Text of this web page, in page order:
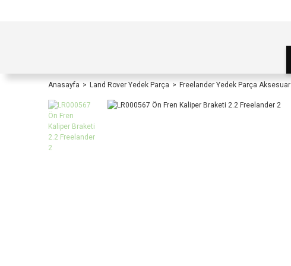
Anasayfa Land Rover Yedek Parça Freelander Yedek Parça Aksesuar